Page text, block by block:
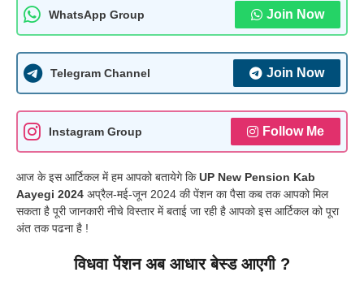
WhatsApp Group Join Now
Telegram Channel Join Now
Instagram Group Follow Me
आज के इस आर्टिकल में हम आपको बतायेगे किUP New Pension Kab
Aayegi 2024 अप्रैल-मई-जून 2024 की पेंशन का पैसा कब तक आपको मिल
सकता है पूरी जानकारी नीचे विस्तार में बताई जा रही है आपको इस आर्टिकल को पूरा
अंत तक पढना है !
विधवा पेंशन अब आधार बेस्ड आएगी ?